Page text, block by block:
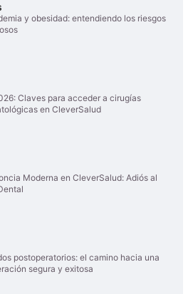
y obesidad: entendiendo los riesgos
Claves para acceder a cirugías
en CleverSalud
Moderna en CleverSalud: Adiós al
postoperatorios: el camino hacia una
segura y exitosa